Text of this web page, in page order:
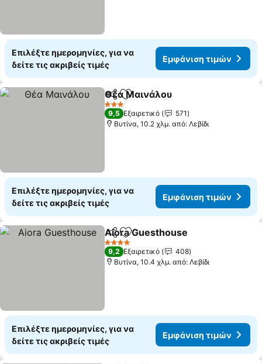
Επιλέξτε ημερομηνίες, για να
δείτε τις ακριβείς τιμές
Εμφάνιση τιμών
Κοινοποίηση
Προσθήκη στα αγαπημένα
Θέα Μαινάλου
3 Αστέρια
9,5 Εξαιρετικό
571
Βυτίνα, 10.2 χλμ. από: Λεβίδι
Επιλέξτε ημερομηνίες, για να
δείτε τις ακριβείς τιμές
Εμφάνιση τιμών
Κοινοποίηση
Προσθήκη στα αγαπημένα
Aiora Guesthouse
4 Αστέρια
9,2 Εξαιρετικό
408
Βυτίνα, 10.4 χλμ. από: Λεβίδι
Επιλέξτε ημερομηνίες, για να
δείτε τις ακριβείς τιμές
Εμφάνιση τιμών